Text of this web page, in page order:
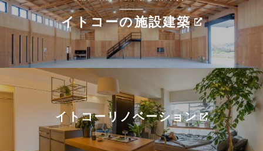
イトコーの施設建築
イトコーリノベーション